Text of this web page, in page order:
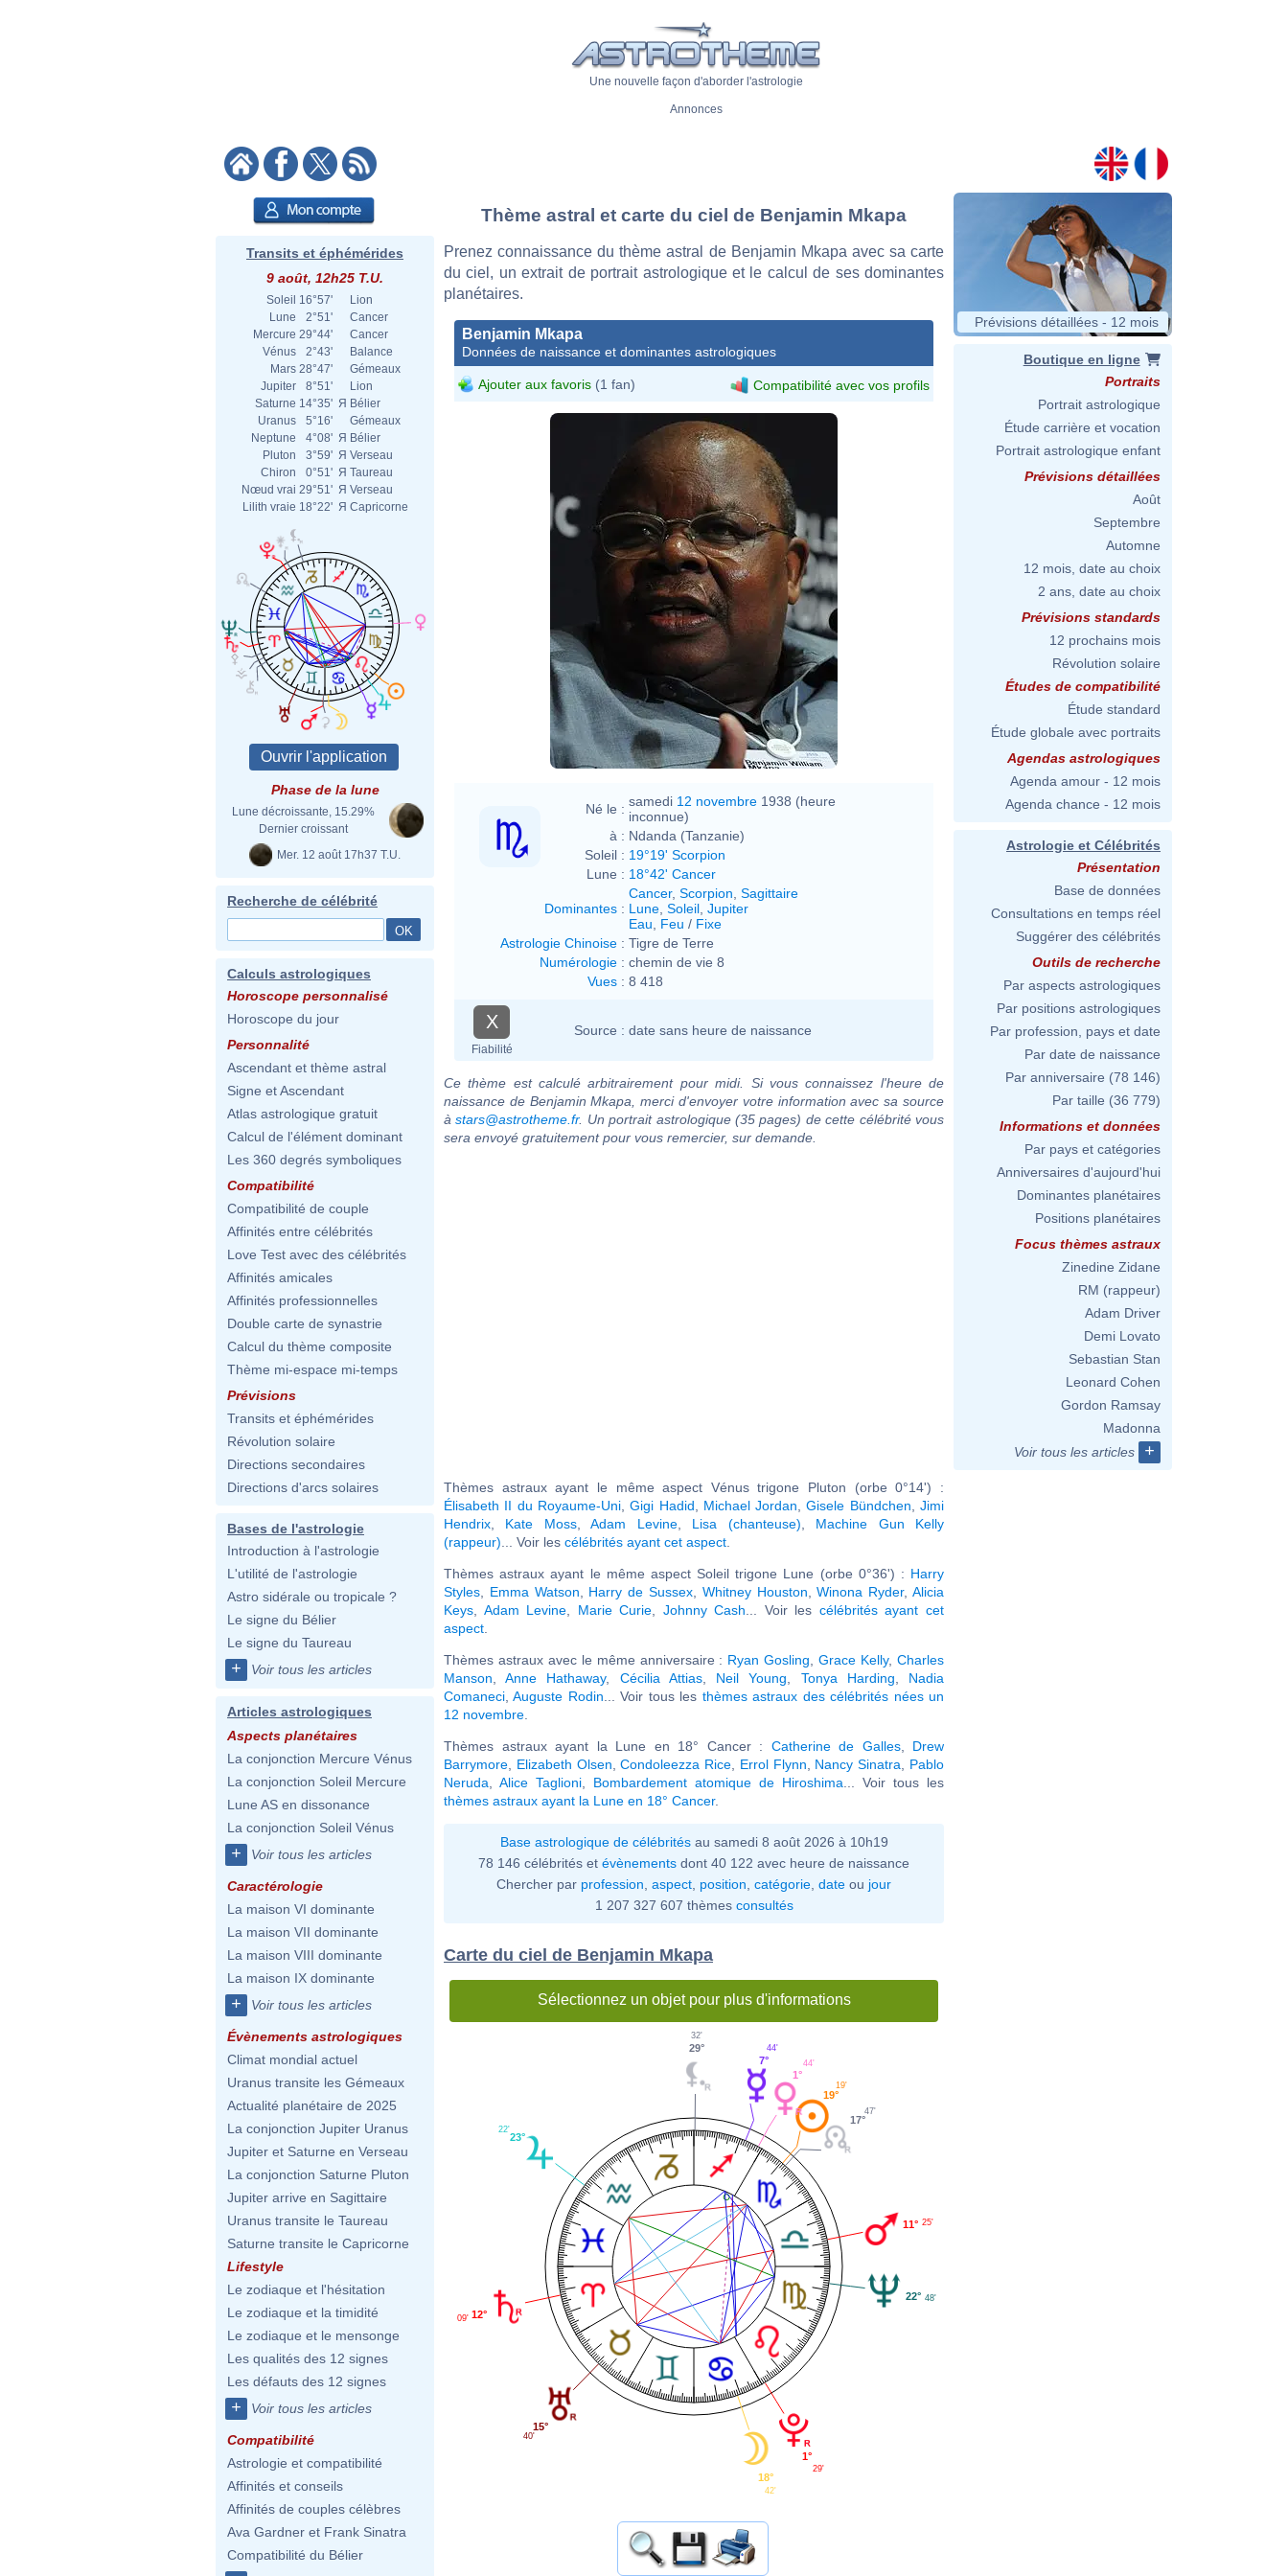
Une nouvelle façon d'aborder l'astrologie
Annonces
Transits et éphémérides
9 août, 12h25 T.U.
Soleil 16°57'
Lion
Lune
2°51'
Cancer
Mercure 29°44'
Cancer
Vénus
2°43'
Balance
Mars 28°47'
Gémeaux
Jupiter
8°51'
Lion
Saturne 14°35' Я Bélier
Uranus
5°16'
Gémeaux
Neptune
4°08' Я Bélier
Pluton
3°59' Я Verseau
Chiron
0°51' Я Taureau
Nœud vrai 29°51' Я Verseau
Lilith vraie 18°22' Я Capricorne
Phase de la lune
Lune décroissante, 15.29%
Dernier croissant
Mer. 12 août 17h37 T.U.
Recherche de célébrité
Calculs astrologiques
Horoscope personnalisé
Horoscope du jour
Personnalité
Ascendant et thème astral
Signe et Ascendant
Atlas astrologique gratuit
Calcul de l'élément dominant
Les 360 degrés symboliques
Compatibilité
Compatibilité de couple
Affinités entre célébrités
Love Test avec des célébrités
Affinités amicales
Affinités professionnelles
Double carte de synastrie
Calcul du thème composite
Thème mi-espace mi-temps
Prévisions
Transits et éphémérides
Révolution solaire
Directions secondaires
Directions d'arcs solaires
Bases de l'astrologie
Introduction à l'astrologie
L'utilité de l'astrologie
Astro sidérale ou tropicale ?
Le signe du Bélier
Le signe du Taureau
+ Voir tous les articles
Articles astrologiques
Aspects planétaires
La conjonction Mercure Vénus
La conjonction Soleil Mercure
Lune AS en dissonance
La conjonction Soleil Vénus
+ Voir tous les articles
Caractérologie
La maison VI dominante
La maison VII dominante
La maison VIII dominante
La maison IX dominante
+ Voir tous les articles
Évènements astrologiques
Climat mondial actuel
Uranus transite les Gémeaux
Actualité planétaire de 2025
La conjonction Jupiter Uranus
Jupiter et Saturne en Verseau
La conjonction Saturne Pluton
Jupiter arrive en Sagittaire
Uranus transite le Taureau
Saturne transite le Capricorne
Lifestyle
Le zodiaque et l'hésitation
Le zodiaque et la timidité
Le zodiaque et le mensonge
Les qualités des 12 signes
Les défauts des 12 signes
+ Voir tous les articles
Compatibilité
Astrologie et compatibilité
Affinités et conseils
Affinités de couples célèbres
Ava Gardner et Frank Sinatra
Compatibilité du Bélier
Thème astral et carte du ciel de Benjamin Mkapa
Prenez connaissance du thème astral de Benjamin Mkapa avec sa carte
du ciel, un extrait de portrait astrologique et le calcul de ses dominantes
planétaires.
Benjamin Mkapa
Données de naissance et dominantes astrologiques
Ajouter aux favoris (1 fan) Compatibilité avec vos profils
Né le : samedi 12 novembre 1938 (heure
inconnue)
à : Ndanda (Tanzanie)
Soleil : 19°19' Scorpion
Lune : 18°42' Cancer
Dominantes :
Cancer, Scorpion Sagittaire
Lune Soleil Jupiter
Eau
Feu / Fixe
Astrologie Chinoise : Tigre de Terre
Numérologie : chemin de vie 8
Vues : 8 418
X
Fiabilité
Source : date sans heure de naissance
Ce thème est calculé arbitrairement pour midi. Si vous connaissez l'heure de
naissance de Benjamin Mkapa, merci d'envoyer votre information avec sa source
àstars@astrotheme.fr. Un portrait astrologique (35 pages) de cette célébrité vous
sera envoyé gratuitement pour vous remercier, sur demande.
Thèmes astraux ayant le même aspect Vénus trigone Pluton (orbe 0°14') :
Élisabeth II du Royaume-Uni,Gigi Hadid Michael Jordan ,Gisele Bündchen ,Jimi
Hendrix
Kate Moss,Adam Levine, Lisa (chanteuse)
Machine Gun Kelly
(rappeur) ... Voir les célébrités ayant cet aspect
Thèmes astraux ayant le même aspect Soleil trigone Lune (orbe 0°36') : Harry
Styles
Emma Watson Harry de Sussex Whitney Houston ,Winona Ryder,Alicia
Keys
Adam Levine Marie Curie Johnny Cash ... Voir les célébrités ayant cet
aspect
Thèmes astraux avec le même anniversaire : Ryan Gosling ,Grace Kelly,Charles
Manson ,Anne Hathaway, Cécilia Attias, Neil Young Tonya Harding
Nadia
Comaneci ,Auguste Rodin ... Voir tous les thèmes astraux des célébrités nées un
12 novembre
Thèmes astraux ayant la Lune en 18° Cancer : Catherine de Galles, Drew
Barrymore
Elizabeth Olsen ,Condoleezza Rice Errol Flynn Nancy Sinatra
Pablo
Neruda
Alice Taglioni Bombardement atomique de Hiroshima ... Voir tous les
thèmes astraux ayant la Lune en 18° Cancer.
Base astrologique de célébritésau samedi 8 août 2026 à 10h19
78 146 célébrités et évènements dont 40 122 avec heure de naissance
Chercher par profession aspect position catégorie date ou jour
1 207 327 607 thèmes consultés
Carte du ciel de Benjamin Mkapa
Sélectionnez un objet pour plus d'informations
11° 25'
17°
47'
19°
19'
1°
44'
7°
44'
29°
32'
23°
22'
12°
09'
15°
40'
18°
42'
1°
29'
22° 48'
Prévisions détaillées - 12 mois
Boutique en ligne
Portraits
Portrait astrologique
Étude carrière et vocation
Portrait astrologique enfant
Prévisions détaillées
Août
Septembre
Automne
12 mois, date au choix
2 ans, date au choix
Prévisions standards
12 prochains mois
Révolution solaire
Études de compatibilité
Étude standard
Étude globale avec portraits
Agendas astrologiques
Agenda amour - 12 mois
Agenda chance - 12 mois
Astrologie et Célébrités
Présentation
Base de données
Consultations en temps réel
Suggérer des célébrités
Outils de recherche
Par aspects astrologiques
Par positions astrologiques
Par profession, pays et date
Par date de naissance
Par anniversaire (78 146)
Par taille (36 779)
Informations et données
Par pays et catégories
Anniversaires d'aujourd'hui
Dominantes planétaires
Positions planétaires
Focus thèmes astraux
Zinedine Zidane
RM (rappeur)
Adam Driver
Demi Lovato
Sebastian Stan
Leonard Cohen
Gordon Ramsay
Madonna
Voir tous les articles
+